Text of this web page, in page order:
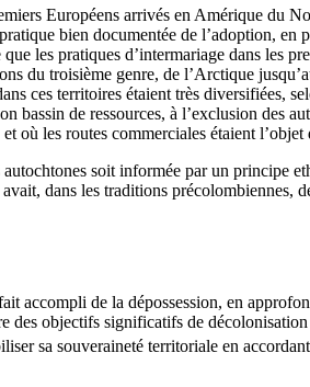
Européens arrivés en Amérique du
bien documentée de l’adoption,
les pratiques d’intermariage dans les
du troisième genre, de l’Arctique
ces territoires étaient très diversifiées,
bassin de ressources, à l’exclusion des
où les routes commerciales étaient
soit informée par un principe
dans les traditions précolombiennes,
de la dépossession, en
des objectifs significatifs de
sa souveraineté territoriale en